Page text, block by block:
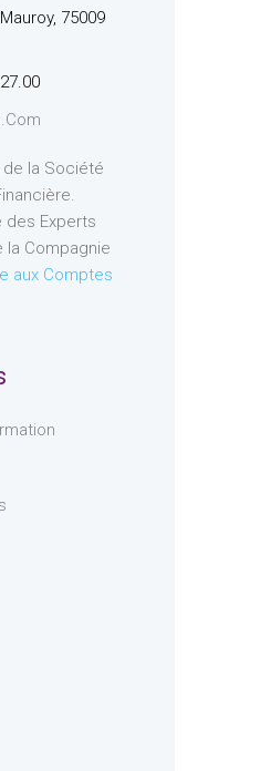
75009
de la Société
des Experts
la Compagnie
aux Comptes